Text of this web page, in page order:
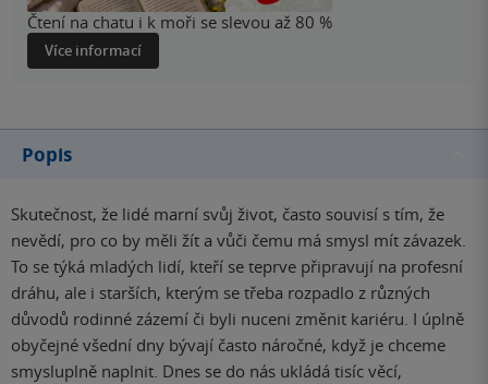
Čtení na chatu i k moři se slevou až 80 %
Více informací
Popis
Skutečnost, že lidé marní svůj život, často souvisí s tím, že
nevědí, pro co by měli žít a vůči čemu má smysl mít závazek.
To se týká mladých lidí, kteří se teprve připravují na profesní
dráhu, ale i starších, kterým se třeba rozpadlo z různých
důvodů rodinné zázemí či byli nuceni změnit kariéru. I úplně
obyčejné všední dny bývají často náročné, když je chceme
smysluplně naplnit. Dnes se do nás ukládá tisíc věcí,